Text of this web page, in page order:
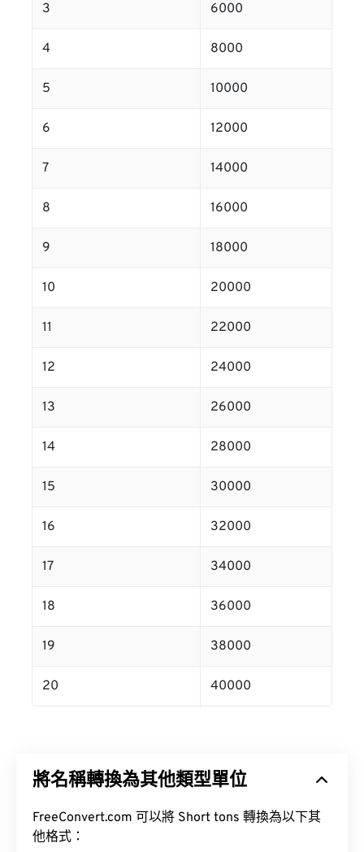
3 6000
4 8000
5 10000
6 12000
7 14000
8 16000
9 18000
10 20000
11 22000
12 24000
13 26000
14 28000
15 30000
16 32000
17 34000
18 36000
19 38000
20 40000
將名稱轉換為其他類型單位
FreeConvert.com 可以將 Short tons 轉換為以下其
他格式：